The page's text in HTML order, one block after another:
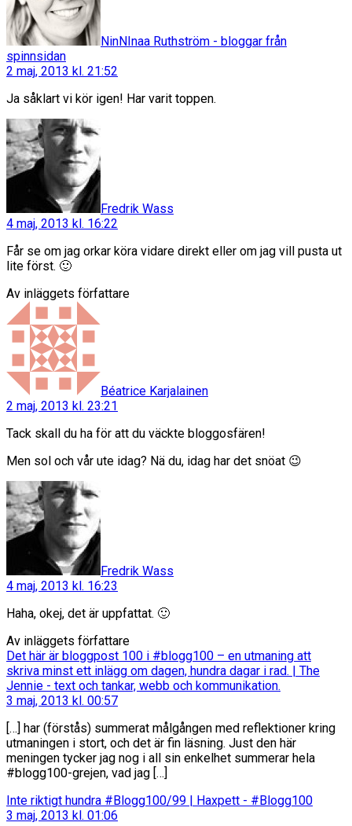
NinNInaa Ruthström - bloggar från
spinnsidansäger:
2 maj, 2013 kl. 21:52
Ja såklart vi kör igen! Har varit toppen.
Fredrik Wass
4 maj, 2013 kl. 16:22
Får se om jag orkar köra vidare direkt eller om jag vill pusta ut
lite först. 🙂
Av inläggets författare
Béatrice Karjalainen
2 maj, 2013 kl. 23:21
Tack skall du ha för att du väckte bloggosfären!
Men sol och vår ute idag? Nä du, idag har det snöat 😉
Fredrik Wass
4 maj, 2013 kl. 16:23
Haha, okej, det är uppfattat. 🙂
Av inläggets författare
Det här är bloggpost 100 i #blogg100 – en utmaning att
skriva minst ett inlägg om dagen, hundra dagar i rad. | The
Jennie - text och tankar, webb och kommunikation.
3 maj, 2013 kl. 00:57
[…] har (förstås) summerat målgången med reflektioner kring
utmaningen i stort, och det är fin läsning. Just den här
meningen tycker jag nog i all sin enkelhet summerar hela
#blogg100-grejen, vad jag […]
Inte riktigt hundra #Blogg100/99 | Haxpett - #Blogg100säger:
3 maj, 2013 kl. 01:06